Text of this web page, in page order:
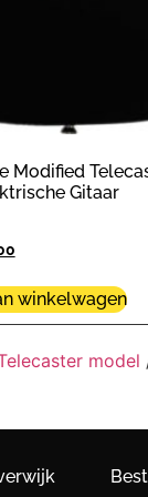
Modified
Gitaar
winkelwagen
model